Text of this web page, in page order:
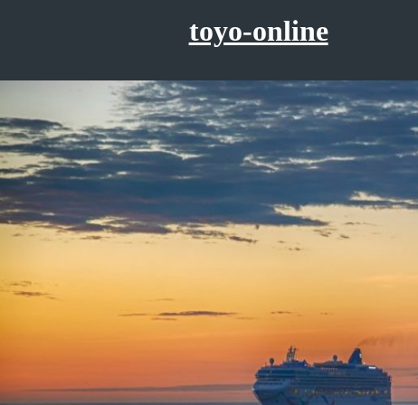
へ
ス
キ
ッ
プ
toyo-online